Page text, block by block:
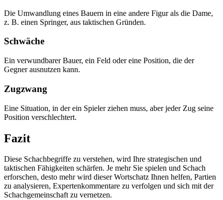
Die Umwandlung eines Bauern in eine andere Figur als die Dame,
z. B. einen Springer, aus taktischen Gründen.
Schwäche
Ein verwundbarer Bauer, ein Feld oder eine Position, die der
Gegner ausnutzen kann.
Zugzwang
Eine Situation, in der ein Spieler ziehen muss, aber jeder Zug seine
Position verschlechtert.
Fazit
Diese Schachbegriffe zu verstehen, wird Ihre strategischen und
taktischen Fähigkeiten schärfen. Je mehr Sie spielen und Schach
erforschen, desto mehr wird dieser Wortschatz Ihnen helfen, Partien
zu analysieren, Expertenkommentare zu verfolgen und sich mit der
Schachgemeinschaft zu vernetzen.